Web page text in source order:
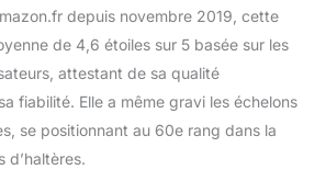
vous trouverez ici le bon
haltère long pour les
lourdes charges en
powerlifting. 220 cm de
long, un poids de 20 kg
et des manchons de 50
depuis novembre 2019, cette
de 4,6 étoiles sur 5 basée sur les
attestant de sa qualité
fiabilité. Elle a même gravi les échelons
se positionnant au 60e rang dans la
d’haltères.